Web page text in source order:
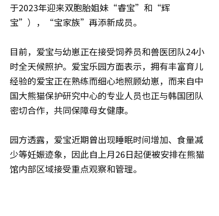
于2023年迎来双胞胎姐妹“睿宝”和“辉
宝”），“宝家族”再添新成员。
目前，爱宝与幼崽正在接受饲养员和兽医团队24小
时全天候照护。爱宝乐园方面表示，拥有丰富育儿
经验的爱宝正在熟练而细心地照顾幼崽，而来自中
国大熊猫保护研究中心的专业人员也正与韩国团队
密切合作，共同保障母女健康。
园方透露，爱宝近期曾出现睡眠时间增加、食量减
少等妊娠迹象，因此自上月26日起便被安排在熊猫
馆内部区域接受重点观察和管理。